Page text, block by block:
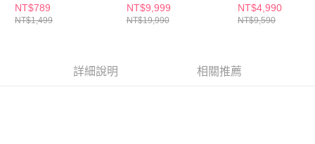
１．於結帳方式選擇「AFTEE先享後付」後，將跳轉至「AFTEE先享後付」
結帳頁面，進行簡訊認證並確認金額後，即可完成結帳。
※ 請注意：結帳手續完成當下不需立刻繳費，但若您需要取消訂單，請聯絡
每筆NT$300
白光-30cm
NT$789
NT$1,499
燈-180cm
NT$9,999
NT$19,990
燈-120cm
NT$4,990
NT$9,590
詳細說明 相關推薦